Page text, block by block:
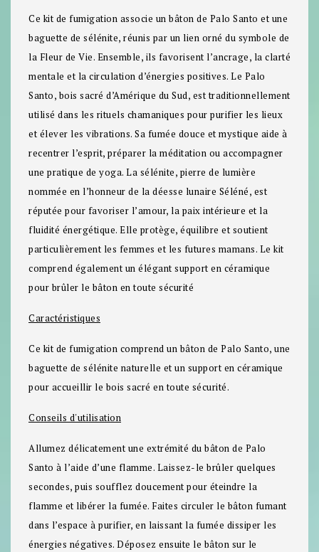
Ce kit de fumigation associe un bâton de Palo Santo et une
baguette de sélénite, réunis par un lien orné du symbole de
la Fleur de Vie. Ensemble, ils favorisent l’ancrage, la clarté
mentale et la circulation d’énergies positives. Le Palo
Santo, bois sacré d’Amérique du Sud, est traditionnellement
utilisé dans les rituels chamaniques pour purifier les lieux
et élever les vibrations. Sa fumée douce et mystique aide à
recentrer l’esprit, préparer la méditation ou accompagner
une pratique de yoga. La sélénite, pierre de lumière
nommée en l’honneur de la déesse lunaire Séléné, est
réputée pour favoriser l’amour, la paix intérieure et la
fluidité énergétique. Elle protège, équilibre et soutient
particulièrement les femmes et les futures mamans. Le kit
comprend également un élégant support en céramique
pour brûler le bâton en toute sécurité
Caractéristiques
Ce kit de fumigation comprend un bâton de Palo Santo, une
baguette de sélénite naturelle et un support en céramique
pour accueillir le bois sacré en toute sécurité.
Conseils d'utilisation
Allumez délicatement une extrémité du bâton de Palo
Santo à l’aide d’une flamme. Laissez-le brûler quelques
secondes, puis soufflez doucement pour éteindre la
flamme et libérer la fumée. Faites circuler le bâton fumant
dans l’espace à purifier, en laissant la fumée dissiper les
énergies négatives. Déposez ensuite le bâton sur le